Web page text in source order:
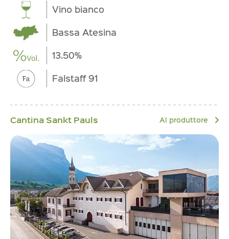
Vino bianco
Bassa Atesina
13.50%
Falstaff 91
Cantina Sankt Pauls Al produttore